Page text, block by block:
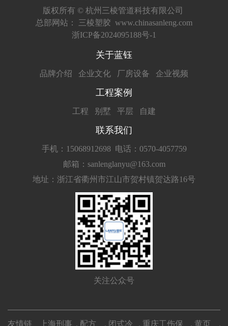
版权所有 © 杭州三棱管道科技有限公司
总部网站： 三棱塑胶 www.chinasanleng.com
浙ICP备2024095188号-1
关于蓝钰
品牌介绍 企业文化 厂房设备 企业视频
工程案例
工程 别墅 平层 自建
联系我们
手机：15068912698 电话：0570-4057759
邮箱：sanlenglanyu@163.com
地址：浙江省衢州市江山市贺村镇贺达路16号
关注公众号
友情链 上海刑事 配方 闭式冷 重庆工伤保 黄页